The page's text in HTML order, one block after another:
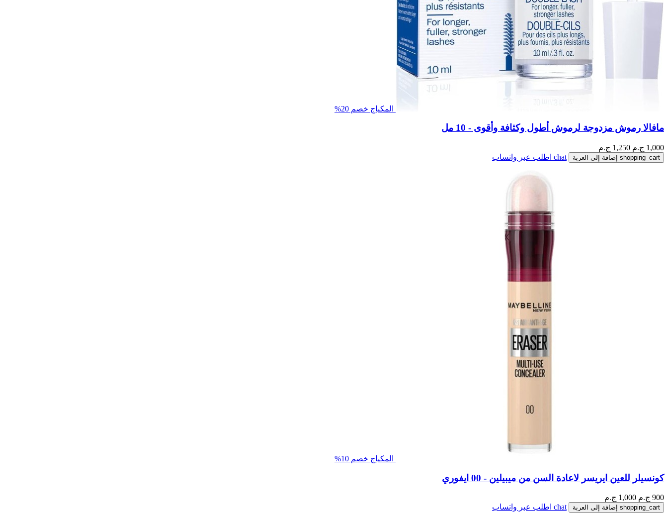
المكياج خصم 20%
مافالا رموش مزدوجة لرموش أطول وكثافة وأقوى - 10 مل
1,000 ج.م 1,250 ج.م
shopping_cart إضافة إلى العربة chat اطلب عبر واتساب
المكياج خصم 10%
كونسيلر للعين ايريسر لاعادة السن من ميبيلين - 00 ايفوري
900 ج.م 1,000 ج.م
shopping_cart إضافة إلى العربة chat اطلب عبر واتساب